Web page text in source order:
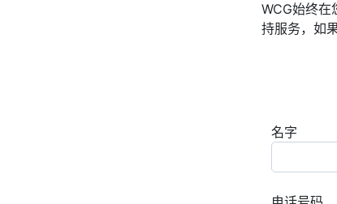
WCG始终在
持服务，如
名字